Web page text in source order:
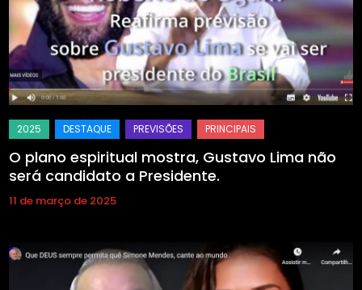
O plano espiritual mostra, Gustavo Lima não
será candidato a Presidente.
11 de março de 2025